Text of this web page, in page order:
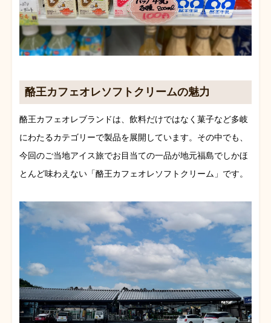
酪王カフェオレソフトクリームの魅力
酪王カフェオレブランドは、飲料だけではなく菓子など多岐
にわたるカテゴリーで製品を展開しています。その中でも、
今回のご当地アイス旅でお目当ての一品が地元福島でしかほ
とんど味わえない「酪王カフェオレソフトクリーム」です。